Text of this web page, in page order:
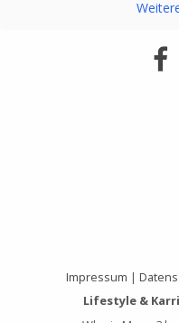
Impressum |
Lifestyle &